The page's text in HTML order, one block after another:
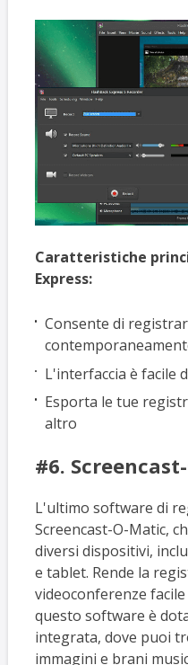
Caratteristiche
Express:
Consente di
L'interfaccia è facile
Esporta le tue
altro
#6.
L'ultimo software di
Screencast-O-Matic,
diversi dispositivi,
e tablet. Rende la
videoconferenze
questo software è
integrata, dove puoi
immagini e brani